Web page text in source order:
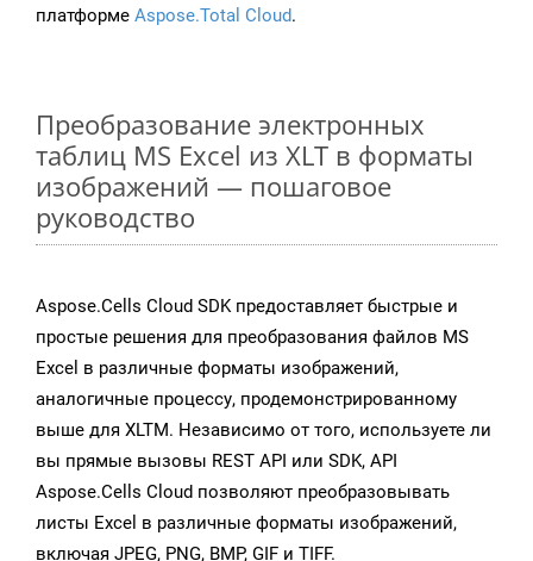
платформе Aspose.Total Cloud.
Преобразование электронных
таблиц MS Excel из XLT в форматы
изображений — пошаговое
руководство
Aspose.Cells Cloud SDK предоставляет быстрые и
простые решения для преобразования файлов MS
Excel в различные форматы изображений,
аналогичные процессу, продемонстрированному
выше для XLTM. Независимо от того, используете ли
вы прямые вызовы REST API или SDK, API
Aspose.Cells Cloud позволяют преобразовывать
листы Excel в различные форматы изображений,
включая JPEG, PNG, BMP, GIF и TIFF.